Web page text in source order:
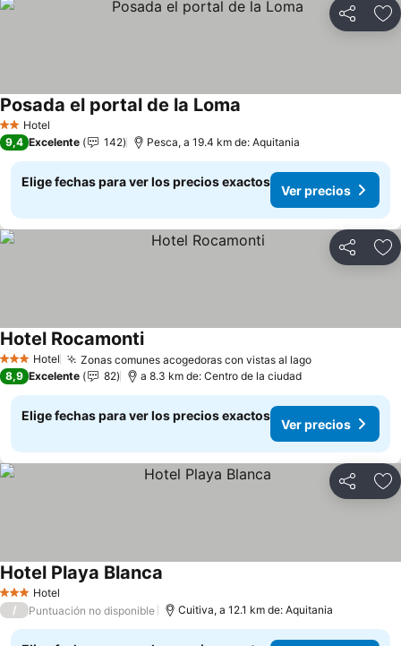
Compartir
2 Estrellas
Hotel
Posada el portal de la Loma
9,4 Excelente 142 Pesca, a 19.4 km de: Aquitania
Elige fechas para ver los precios exactos
Ver precios
Compartir
3 Estrellas
Hotel Zonas comunes acogedoras con vistas al lagoVer precios
Hotel RocamontiVer precios
8,9 Excelente 82 a 8.3 km de: Centro de la ciudad
Elige fechas para ver los precios exactos
Ver precios
Compartir
3 Estrellas
Hotel
Hotel Playa Blanca
/ Puntuación no disponible Cuitiva, a 12.1 km de: Aquitania